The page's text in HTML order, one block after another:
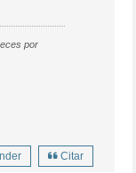
por
Citar